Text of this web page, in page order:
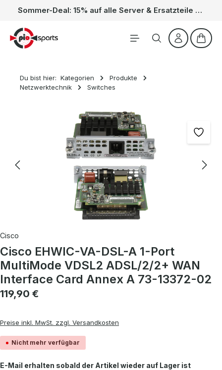
Zum Hauptinhalt springen Sommer-Deal: 15% auf alle Server & Ersatzteile – Kein Code nötig, der Rabatt wird automatisch im Warenkorb abgezogen. Gültig vom 01.06. bis 31.08.
Du bist hier: Kategorien
Produkte
Netzwerktechnik
Switches
Bildergalerie überspringen
Cisco
Cisco EHWIC-VA-DSL-A 1-Port
MultiMode VDSL2 ADSL/2/2+ WAN
Interface Card Annex A 73-13372-02
Regulärer Preis:
119,90 €
Preise inkl. MwSt. zzgl. Versandkosten
Nicht mehr verfügbar
E-Mail erhalten sobald der Artikel wieder auf Lager ist